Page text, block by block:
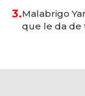
3.Malabrigo
que le da de